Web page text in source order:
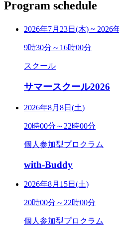
Program schedule
2026年7月23日(木) ~ 2026
9時30分～16時00分
スクール
サマースクール2026
2026年8月8日(土)
20時00分～22時00分
個人参加型プロクラム
with-Buddy
2026年8月15日(土)
20時00分～22時00分
個人参加型プロクラム